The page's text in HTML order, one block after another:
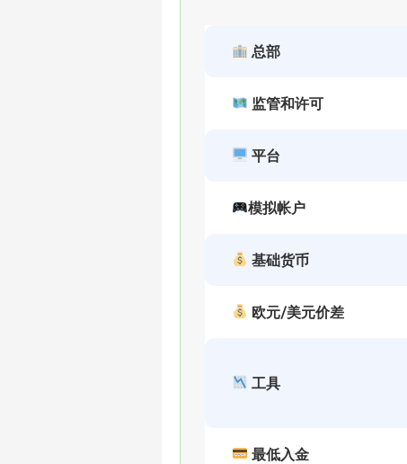
总部
监管和许可
平台
模拟帐户
基础货币
欧元/美元价差
工具
最低入金